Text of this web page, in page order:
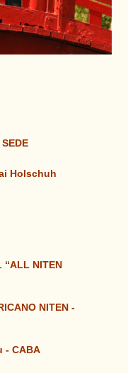
Holschuh
“ALL NITEN
NITEN -
- CABA